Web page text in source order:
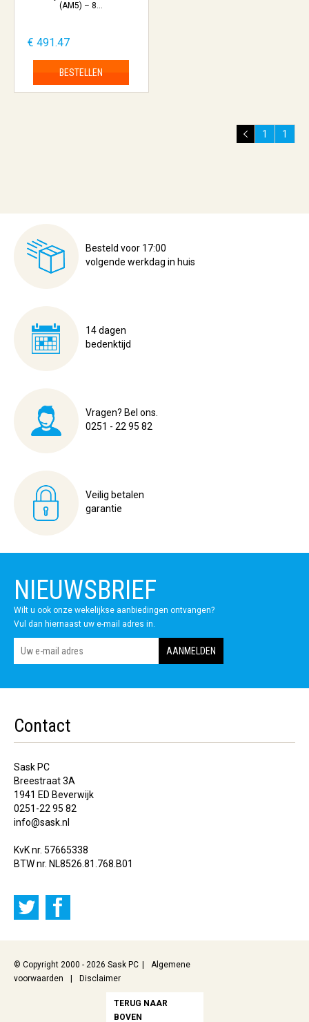
(AM5) – 8...
€ 491.47
BESTELLEN
1 1
Besteld voor 17:00
volgende werkdag in huis
14 dagen
bedenktijd
Vragen? Bel ons.
0251 - 22 95 82
Veilig betalen
garantie
NIEUWSBRIEF
Wilt u ook onze wekelijkse aanbiedingen ontvangen?
Vul dan hiernaast uw e-mail adres in.
Contact
Sask PC
Breestraat 3A
1941 ED Beverwijk
0251-22 95 82
info@sask.nl
KvK nr. 57665338
BTW nr. NL8526.81.768.B01
© Copyright 2000 - 2026 Sask PC
Algemene
voorwaarden
Disclaimer
TERUG NAAR
BOVEN